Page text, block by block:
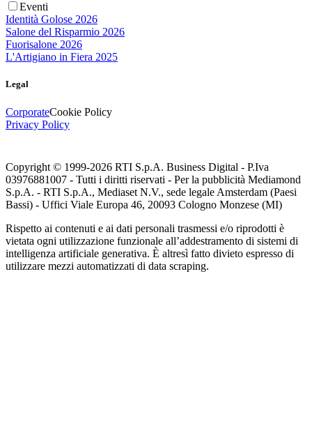
Eventi
Identità Golose 2026
Salone del Risparmio 2026
Fuorisalone 2026
L'Artigiano in Fiera 2025
Legal
CorporateCookie Policy
Privacy Policy
Copyright © 1999-2026 RTI S.p.A. Business Digital - P.Iva
03976881007 - Tutti i diritti riservati - Per la pubblicità Mediamond
S.p.A. - RTI S.p.A., Mediaset N.V., sede legale Amsterdam (Paesi
Bassi) - Uffici Viale Europa 46, 20093 Cologno Monzese (MI)
Rispetto ai contenuti e ai dati personali trasmessi e/o riprodotti è
vietata ogni utilizzazione funzionale all’addestramento di sistemi di
intelligenza artificiale generativa. È altresì fatto divieto espresso di
utilizzare mezzi automatizzati di data scraping.